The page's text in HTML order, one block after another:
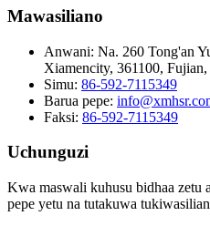
Mawasiliano
Anwani: Na. 260 Tong'an
Xiamencity, 361100, Fujian,
Simu: 86-592-7115349
Barua pepe:
Faksi: 86-592-7115349
Uchunguzi
Kwa maswali kuhusu bidhaa zetu
pepe yetu na tutakuwa